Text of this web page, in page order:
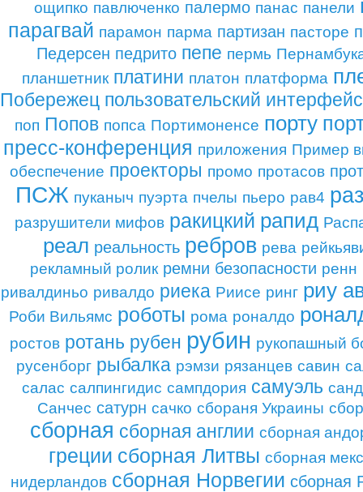
ощипко павлюченко палермо панас панели
парагвай парамон парма партизан пасторе
Педерсен педрито пепе пермь
планшетник платини платон платформа
Побережец пользовательский интерфейс
поп Попов попса Портимоненсе порту
пресс-конференция приложения Пример
обеспечение проекторы промо протасов
ПСЖ пуканыч пуэрта пчелы пьеро рав4
разрушители мифов ракицкий рапид
реал реальность ребров рева
рекламный ролик ремни безопасности ренн
ривалдиньо ривалдо риека Риисе ринг риу
Роби Вильямс роботы рома роналдо
ростов ротань рубен рубин рукопашный
русенборг рыбалка рэмзи рязанцев савин
салас салпингидис сампдория самуэль
Санчес сатурн сачко сбораня Украины
сборная сборная англии сборная
греции сборная Литвы сборная
нидерландов сборная Норвегии сборная